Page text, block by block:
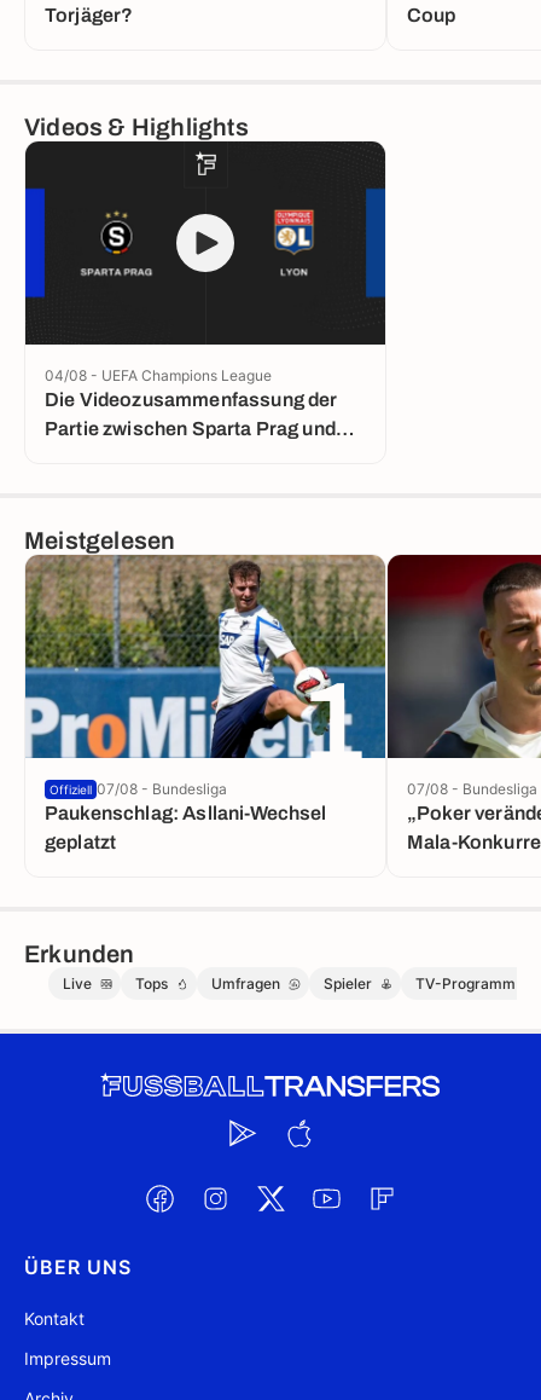
Torjäger?
Coup
Videos & Highlights
Die Videozusammenfassung der
Partie zwischen Sparta Prag und
04/08 - UEFA Champions League
Meistgelesen
1
Paukenschlag: Asllani-Wechsel
geplatzt
Offiziell 07/08 - Bundesliga
„Poker
Mala-
07/08 - Bundesliga
Erkunden
Live Tops Umfragen Spieler TV-Programm
ÜBER UNS
Kontakt
Impressum